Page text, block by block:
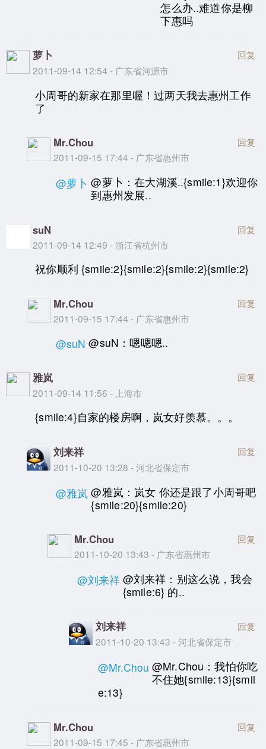
怎么办..难道你是柳
下惠吗
萝卜
2011-09-14 12:54 - 广东省河源市
回复
小周哥的新家在那里喔！过两天我去惠州工作
了
Mr.Chou
2011-09-15 17:44 - 广东省惠州市
回复
@萝卜 @萝卜：在大湖溪..{smile:1}欢迎你
到惠州发展..
suN
2011-09-14 12:49 - 浙江省杭州市
回复
祝你顺利 {smile:2}{smile:2}{smile:2}{smile:2}
Mr.Chou
2011-09-15 17:44 - 广东省惠州市
回复
@suN @suN：嗯嗯嗯..
雅岚
2011-09-14 11:56 - 上海市
回复
{smile:4}自家的楼房啊，岚女好羡慕。。。
刘来祥
2011-10-20 13:28 - 河北省保定市
回复
@雅岚 @雅岚：岚女 你还是跟了小周哥吧
{smile:20}{smile:20}
Mr.Chou
2011-10-20 13:43 - 广东省惠州市
回复
@刘来祥 @刘来祥：别这么说，我会
{smile:6} 的..
刘来祥
2011-10-20 13:43 - 河北省保定市
回复
@Mr.Chou @Mr.Chou：我怕你吃
不住她{smile:13}{smil
e:13}
Mr.Chou
2011-09-15 17:45 - 广东省惠州市
回复